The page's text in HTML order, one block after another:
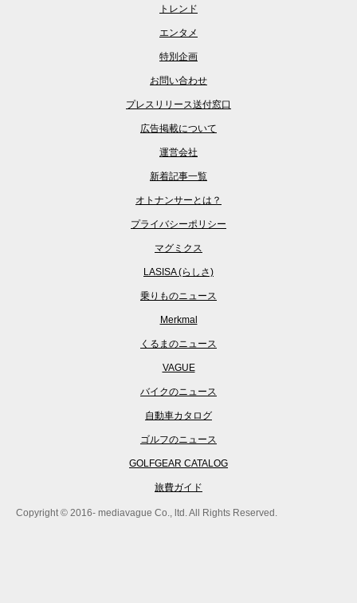
トレンド
エンタメ
特別企画
お問い合わせ
プレスリリース送付窓口
広告掲載について
運営会社
新着記事一覧
オトナンサーとは？
プライバシーポリシー
マグミクス
LASISA (らしさ)
乗りものニュース
Merkmal
くるまのニュース
VAGUE
バイクのニュース
自動車カタログ
ゴルフのニュース
GOLFGEAR CATALOG
旅費ガイド
Copyright © 2016- mediavague Co., ltd. All Rights Reserved.